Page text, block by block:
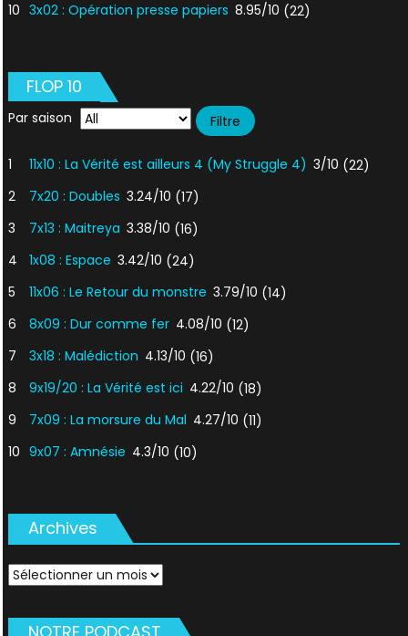
10 3x02 : Opération presse papiers 8.95/10 (22)
FLOP 10
Par saison
1 11x10 : La Vérité est ailleurs 4 (My Struggle 4) 3/10 (22)
2
7x20 : Doubles 3.24/10 (17)
3
7x13 : Maitreya 3.38/10 (16)
4
1x08 : Espace 3.42/10 (24)
5
11x06 : Le Retour du monstre 3.79/10 (14)
6
8x09 : Dur comme fer 4.08/10 (12)
7
3x18 : Malédiction 4.13/10 (16)
8
9x19/20 : La Vérité est ici 4.22/10 (18)
9
7x09 : La morsure du Mal 4.27/10 (11)
10 9x07 : Amnésie 4.3/10 (10)
Archives
Archives